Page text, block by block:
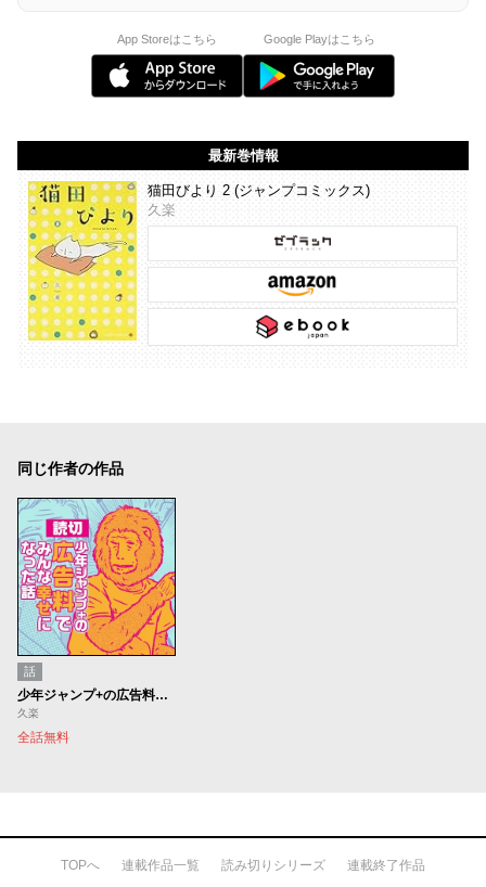
App Storeはこちら Google Playはこちら
最新巻情報
猫田びより 2 (ジャンプコミックス)
久楽
同じ作者の作品
話
少年ジャンプ+の広告料でみんな幸せになった話
久楽
全話無料
TOPへ 連載作品一覧 読み切りシリーズ 連載終了作品